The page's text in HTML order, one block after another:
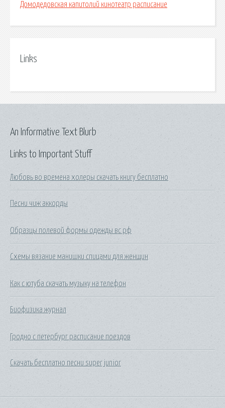
Домодедовская капитолий кинотеатр расписание
Links
Links to Important Stuff
Любовь во времена холеры скачать книгу бесплатно
Песни чиж аккорды
Образцы полевой формы одежды вс рф
Схемы вязание манишки спицами для женщин
Как с ютуба скачать музыку на телефон
Биофизика журнал
Гродно с петербург расписание поездов
Скачать бесплатно песни super junior
An Informative Text Blurb